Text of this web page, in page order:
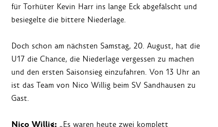
für Torhüter Kevin Harr ins lange Eck abgefälscht und
besiegelte die bittere Niederlage.
Doch schon am nächsten Samstag, 20. August, hat die
U17 die Chance, die Niederlage vergessen zu machen
und den ersten Saisonsieg einzufahren. Von 13 Uhr an
ist das Team von Nico Willig beim SV Sandhausen zu
Gast.
Nico Willig: „Es waren heute zwei komplett